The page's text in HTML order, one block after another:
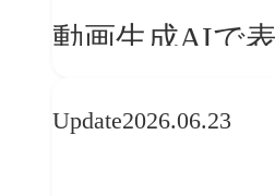
動画生成AIで
伸吾が語る、
Update2026.06.23